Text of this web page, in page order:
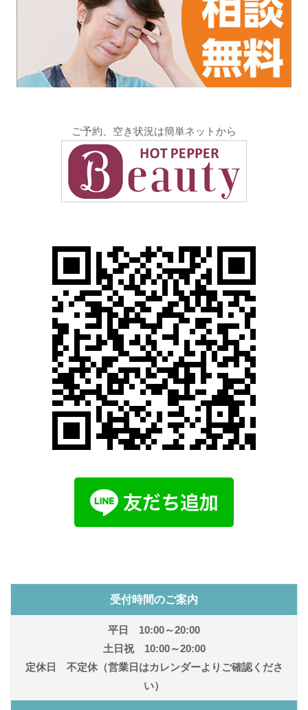
ご予約、空き状況は簡単ネットから
受付時間のご案内
平日 10:00～20:00
土日祝 10:00～20:00
定休日 不定休（営業日はカレンダーよりご確認くださ
い）